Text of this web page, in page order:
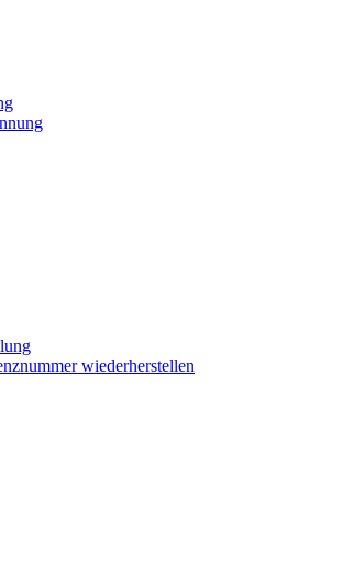
wiederherstellen